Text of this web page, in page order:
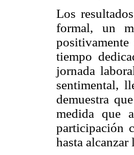
Los
formal, un
tiempo
jornada
sentimental,
demuestra
medida que
participación
hasta